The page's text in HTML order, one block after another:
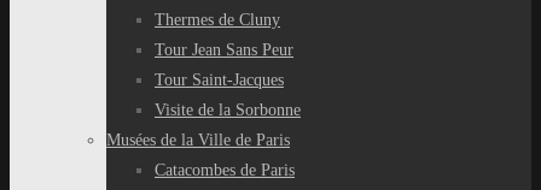
Thermes de Cluny
Tour Jean Sans Peur
Tour Saint-Jacques
Visite de la Sorbonne
Musées de la Ville de Paris
Catacombes de Paris